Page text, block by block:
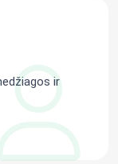
ir